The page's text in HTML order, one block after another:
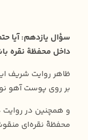
سؤال یازدهم: آیا
داخل محفظۀ‌ نقره‌
ظاهر روایت شریف
بر روی پوست آهو
و همچنین در
محفظۀ‌ نقره‌ای